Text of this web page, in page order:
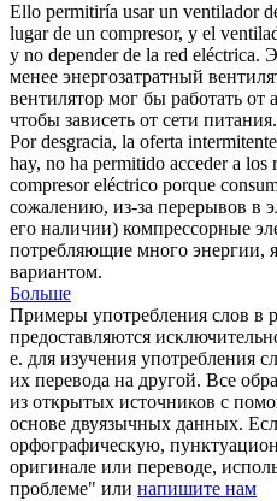
Ello permitiría usar un ventilador
lugar de un compresor, y el
y no depender de la red eléctrica.
менее энергозатратный
вентилятор мог бы работать от
чтобы зависеть от сети питания.
Por desgracia, la oferta
hay, no ha permitido acceder a los
compresoreléctrico porque
сожалению, из-за перерывов в
его наличии) компрессорные
потребляющие много энергии,
вариантом.
Больше
Примеры употребления слов в
предоставляются
е. для изучения употребления
их перевода на другой. Все
из открытых источников с
основе двуязычных данных.
орфографическую,
оригинале или переводе,
проблеме" или напишите нам